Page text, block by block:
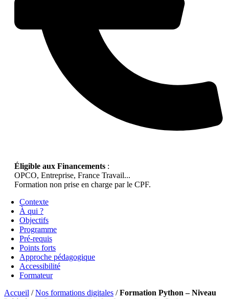
Éligible aux Financements :
OPCO, Entreprise, France Travail...
Formation non prise en charge par le CPF.
Contexte
À qui ?
Objectifs
Programme
Pré-requis
Points forts
Approche pédagogique
Accessibilité
Formateur
Accueil /Nos formations digitales /Formation Python – Niveau